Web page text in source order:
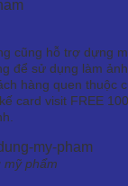
cũng hỗ trợ dựng
để sử dụng làm
hàng quen thuộc
card visit FREE
mỹ phẩm